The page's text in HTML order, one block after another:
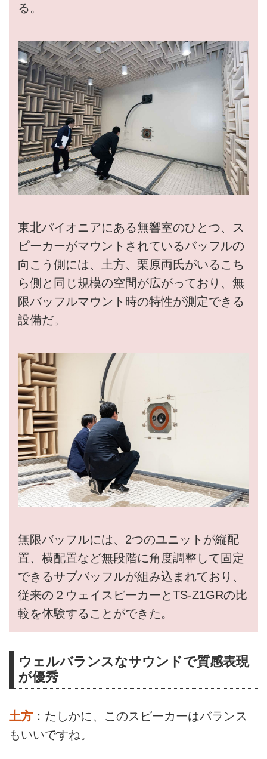
る。
東北パイオニアにある無響室のひとつ、ス
ピーカーがマウントされているバッフルの
向こう側には、土方、栗原両氏がいるこち
ら側と同じ規模の空間が広がっており、無
限バッフルマウント時の特性が測定できる
設備だ。
無限バッフルには、2つのユニットが縦配
置、横配置など無段階に角度調整して固定
できるサブバッフルが組み込まれており、
従来の２ウェイスピーカーとTS-Z1GRの比
較を体験することができた。
ウェルバランスなサウンドで質感表現
が優秀
土方 ：たしかに、このスピーカーはバランス
もいいですね。